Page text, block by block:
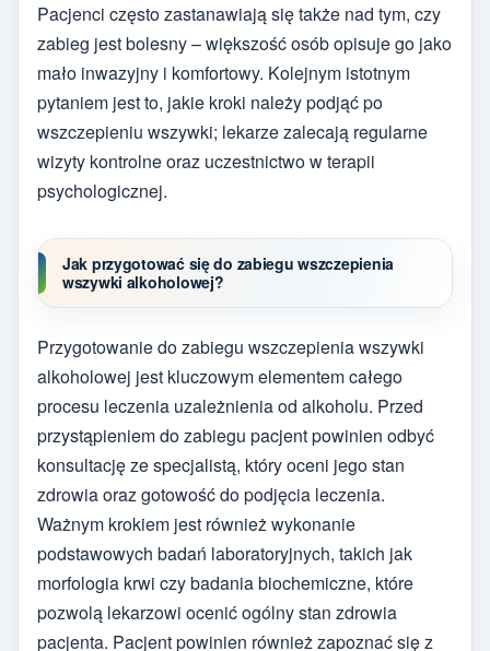
Pacjenci często zastanawiają się także nad tym, czy
zabieg jest bolesny – większość osób opisuje go jako
mało inwazyjny i komfortowy. Kolejnym istotnym
pytaniem jest to, jakie kroki należy podjąć po
wszczepieniu wszywki; lekarze zalecają regularne
wizyty kontrolne oraz uczestnictwo w terapii
psychologicznej.
Jak przygotować się do zabiegu wszczepienia
wszywki alkoholowej?
Przygotowanie do zabiegu wszczepienia wszywki
alkoholowej jest kluczowym elementem całego
procesu leczenia uzależnienia od alkoholu. Przed
przystąpieniem do zabiegu pacjent powinien odbyć
konsultację ze specjalistą, który oceni jego stan
zdrowia oraz gotowość do podjęcia leczenia.
Ważnym krokiem jest również wykonanie
podstawowych badań laboratoryjnych, takich jak
morfologia krwi czy badania biochemiczne, które
pozwolą lekarzowi ocenić ogólny stan zdrowia
pacjenta. Pacjent powinien również zapoznać się z